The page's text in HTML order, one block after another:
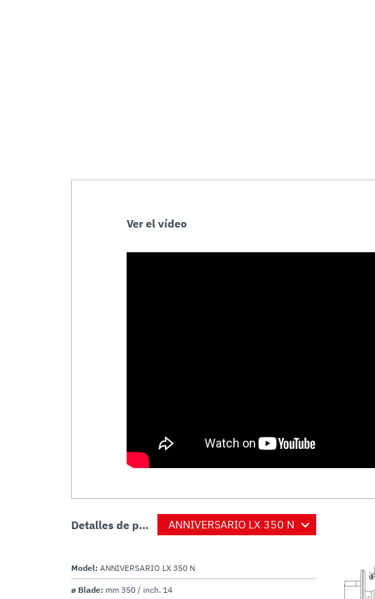
Ver el vídeo
Detalles de producto
Model: ANNIVERSARIO LX 350 N
ø Blade: mm 350 / inch. 14